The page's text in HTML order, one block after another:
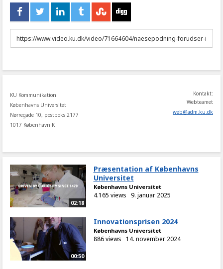
URL
to
KU Kommunikation
Københavns Universitet
Nørregade 10, postboks 2177
1017 København K
Kontakt:
Webteamet
web@adm.ku.dk
02:18
Præsentation af Københavns
Universitet
Københavns Universitet
4.165 views 9. januar 2025
00:50
Innovationsprisen 2024
Københavns Universitet
886 views 14. november 2024